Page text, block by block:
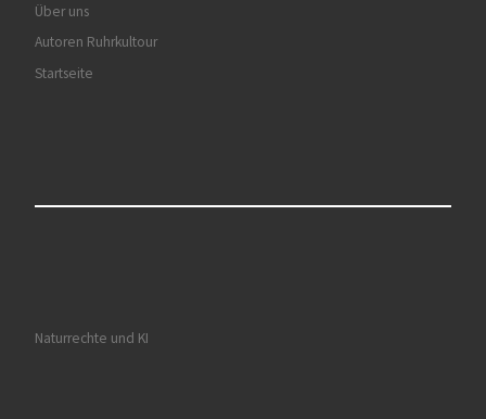
Über uns
Autoren Ruhrkultour
Startseite
Naturrechte und KI